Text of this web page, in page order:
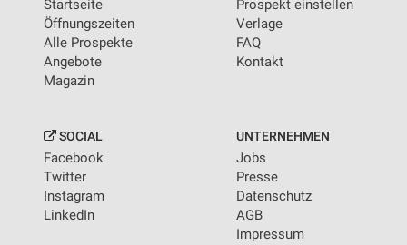
Startseite
Öffnungszeiten
Alle Prospekte
Angebote
Magazin
Prospekt einstellen
Verlage
FAQ
Kontakt
SOCIAL
Facebook
Twitter
Instagram
LinkedIn
UNTERNEHMEN
Jobs
Presse
Datenschutz
AGB
Impressum
Werbung
Verwendung von Profilen zur Auswahl
personalisierter Werbung
Verwendung von Profilen zur Auswahl
personalisierter Inhalte
Messung der Werbeleistung